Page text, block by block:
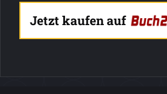
Jetzt kaufen auf